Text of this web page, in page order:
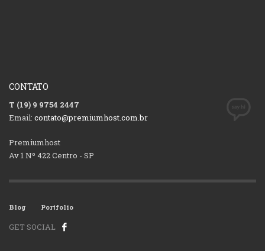
CONTATO
T (19) 9 9754 2447
Email: contato@premiumhost.com.br
Premiumhost
Av 1 Nº 422 Centro - SP
Blog Portfolio
GET SOCIAL